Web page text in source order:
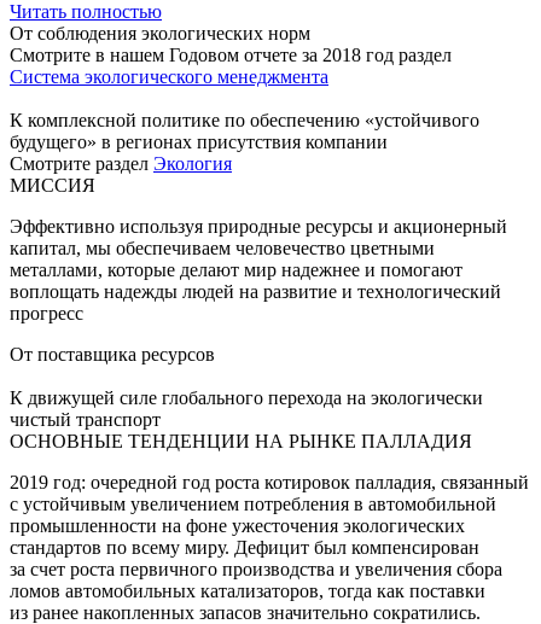
Читать полностью
От соблюдения экологических норм
Смотрите в нашем Годовом отчете за 2018 год раздел
Система экологического менеджмента
К комплексной политике по обеспечению «устойчивого
будущего» в регионах присутствия компании
Смотрите раздел Экология
МИССИЯ
Эффективно используя природные ресурсы и акционерный
капитал, мы обеспечиваем человечество цветными
металлами, которые делают мир надежнее и помогают
воплощать надежды людей на развитие и технологический
прогресс
От поставщика ресурсов
К движущей силе глобального перехода на экологически
чистый транспорт
ОСНОВНЫЕ ТЕНДЕНЦИИ НА РЫНКЕ ПАЛЛАДИЯ
2019 год: очередной год роста котировок палладия, связанный
с устойчивым увеличением потребления в автомобильной
промышленности на фоне ужесточения экологических
стандартов по всему миру. Дефицит был компенсирован
за счет роста первичного производства и увеличения сбора
ломов автомобильных катализаторов, тогда как поставки
из ранее накопленных запасов значительно сократились.